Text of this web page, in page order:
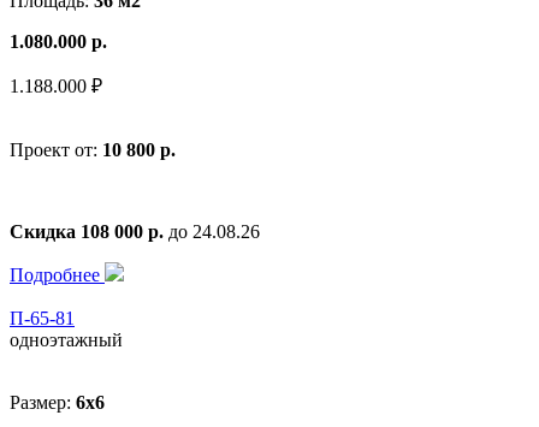
1.080.000 р.
1.188.000 ₽
Проект от: 10 800 р.
Скидка 108 000 р. до 24.08.26
Подробнее
П-65-81
одноэтажный
Размер: 6x6